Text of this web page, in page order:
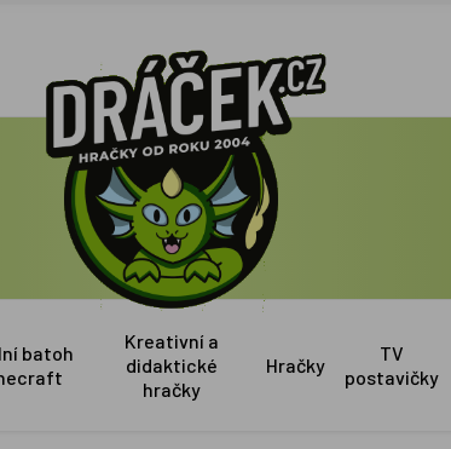
batoh
Kreativní a
didaktické
hračky
Hračky
TV
postavičky